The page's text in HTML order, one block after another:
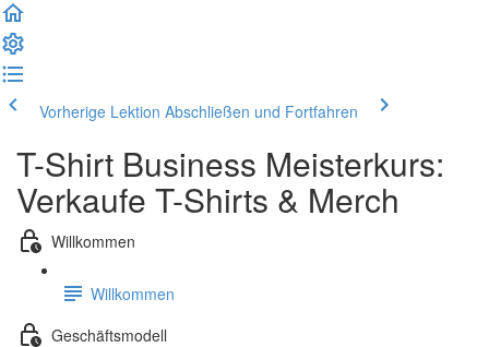
Vorherige Lektion Abschließen und Fortfahren
T-Shirt Business Meisterkurs:
Verkaufe T-Shirts & Merch
Willkommen
Willkommen
Geschäftsmodell